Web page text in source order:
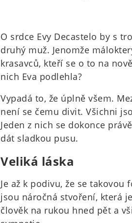
O srdce Evy Decastelo by s
druhý muž. Jenomže
krasavců, kteří se o to na
nich Eva podlehla?
Vypadá to, že úplně všem.
není se čemu divit. Všichni
Jeden z nich se dokonce
dát sladkou pusu.
Veliká láska
Je až k podivu, že se
jsou náročná stvoření, která
člověk na rukou hned pět a